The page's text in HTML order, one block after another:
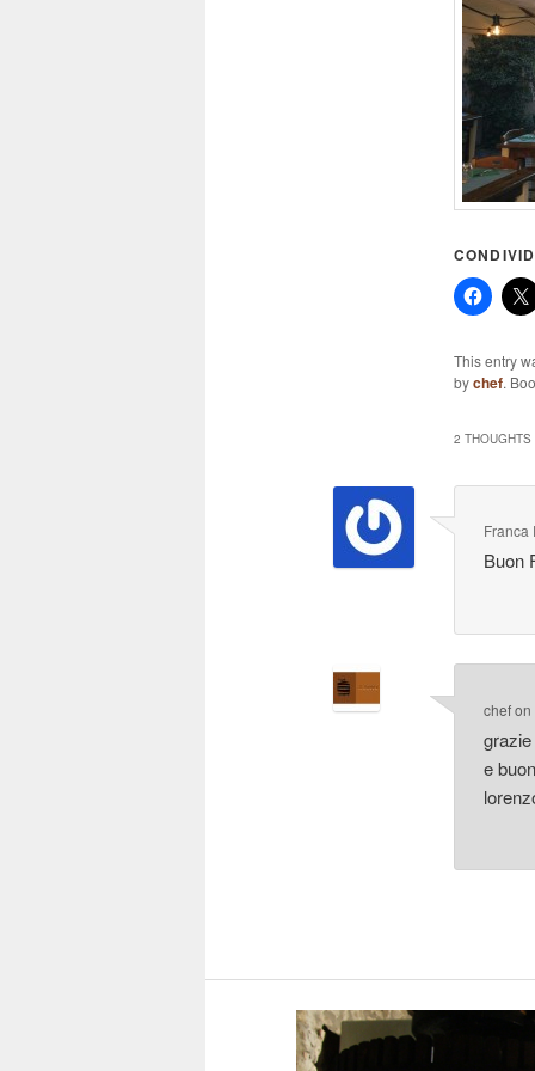
This entry
bychef.
2 THOUGHTS
Franca
Buon
chefon
e